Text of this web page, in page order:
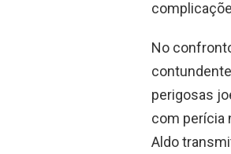
No
perigosas
com perícia
Aldo